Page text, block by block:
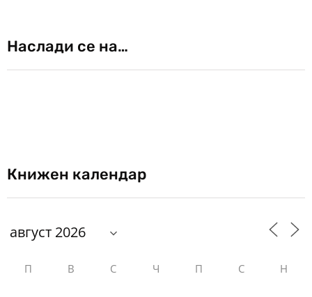
Наслади се на…
Книжен календар
П В С Ч П С Н